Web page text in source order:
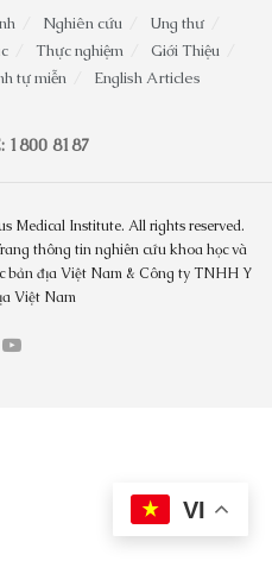
Nghiên cứu
Ung thư
Thực nghiệm
Giới Thiệu
tự miễn English Articles
1800 8187
Medical Institute. All rights reserved.
thông tin nghiên cứu khoa học và
bản địa Việt Nam & Công ty TNHH Y
Việt Nam
VI